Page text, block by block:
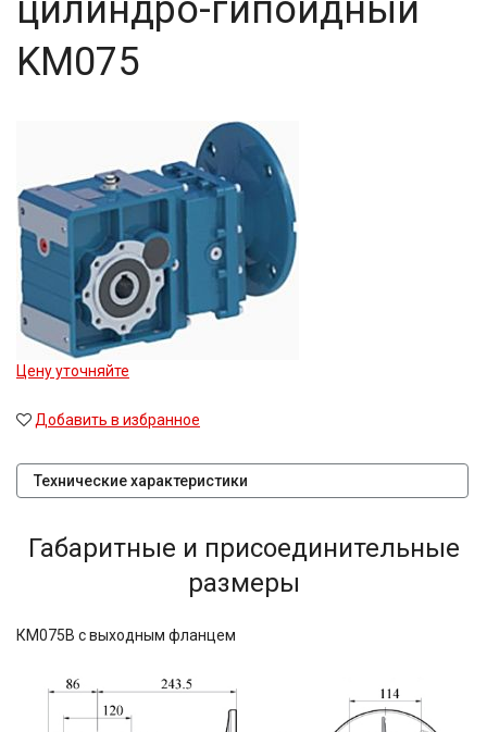
цилиндро-гипоидный
KM075
Цену уточняйте
Добавить в избранное
Технические характеристики
Габаритные и присоединительные
размеры
КМ075В с выходным фланцем